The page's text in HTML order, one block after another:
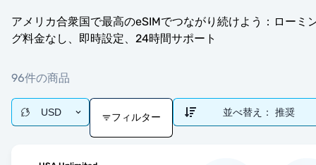
アメリカ合衆国で最高のeSIMでつながり続けよう：ローミ
グ料金なし、即時設定、24時間サポート
96件の商品
USD フィルター 並べ替え： 推奨